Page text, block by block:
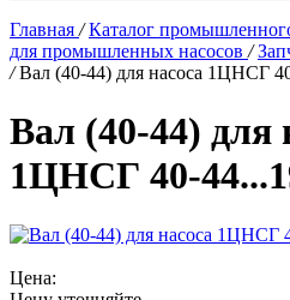
Главная / Каталог
для промышленных насосов /
/ Вал (40-44) для насоса 1ЦНСГ
Вал (40-44) для
1ЦНСГ 40-
Цена: